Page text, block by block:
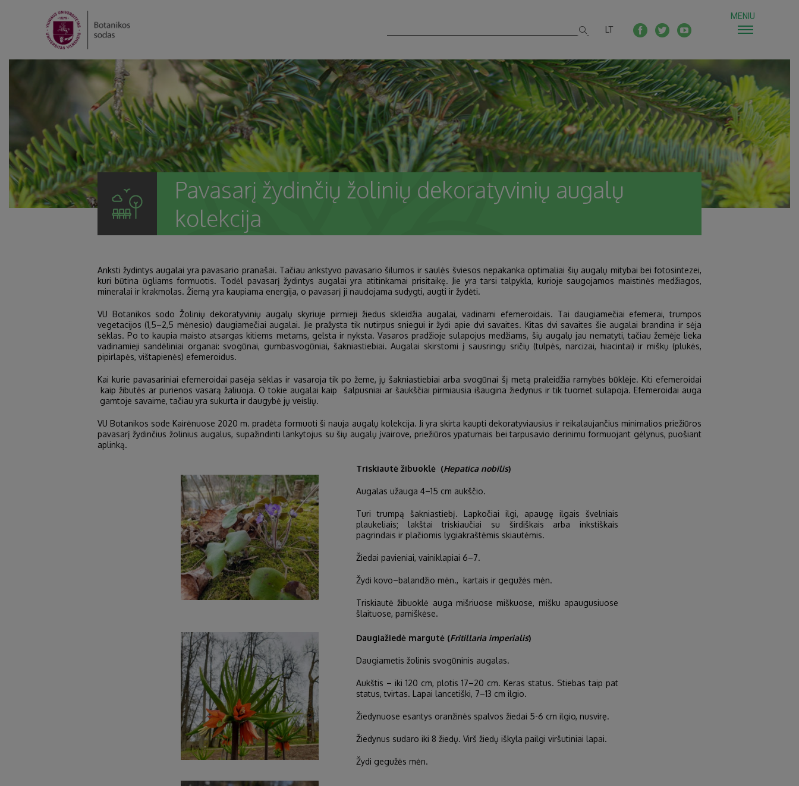
LT
MENIU
Pavasarį žydinčių žolinių dekoratyvinių augalų
kolekcija
Anksti žydintys augalai yra pavasario pranašai. Tačiau ankstyvo pavasario šilumos ir saulės šviesos nepakanka optimaliai šių augalų mitybai bei fotosintezei,
kuri būtina ūgliams formuotis. Todėl pavasarį žydintys augalai yra atitinkamai prisitaikę. Jie yra tarsi talpykla, kurioje saugojamos maistinės medžiagos,
mineralai ir krakmolas. Žiemą yra kaupiama energija, o pavasarį ji naudojama sudygti, augti ir žydėti.
VU Botanikos sodo Žolinių dekoratyvinių augalų skyriuje pirmieji žiedus skleidžia augalai, vadinami efemeroidais. Tai daugiamečiai efemerai, trumpos
vegetacijos (1,5–2,5 mėnesio) daugiamečiai augalai. Jie pražysta tik nutirpus sniegui ir žydi apie dvi savaites. Kitas dvi savaites šie augalai brandina ir sėja
sėklas. Po to kaupia maisto atsargas kitiems metams, gelsta ir nyksta. Vasaros pradžioje sulapojus medžiams, šių augalų jau nematyti, tačiau žemėje lieka
vadinamieji sandėliniai organai: svogūnai, gumbasvogūniai, šakniastiebiai. Augalai skirstomi į sausringų sričių (tulpės, narcizai, hiacintai) ir miškų (plukės,
pipirlapės, vištapienės) efemeroidus.
Kai kurie pavasariniai efemeroidai pasėja sėklas ir vasaroja tik po žeme, jų šakniastiebiai arba svogūnai šį metą praleidžia ramybės būklėje. Kiti efemeroidai
kaip žibutės ar purienos vasarą žaliuoja. O tokie augalai kaip šalpusniai ar šaukščiai pirmiausia išaugina žiedynus ir tik tuomet sulapoja. Efemeroidai auga
gamtoje savaime, tačiau yra sukurta ir daugybė jų veislių.
VU Botanikos sode Kairėnuose 2020 m. pradėta formuoti ši nauja augalų kolekcija. Ji yra skirta kaupti dekoratyviausius ir reikalaujančius minimalios priežiūros
pavasarį žydinčius žolinius augalus, supažindinti lankytojus su šių augalų įvairove, priežiūros ypatumais bei tarpusavio derinimu formuojant gėlynus, puošiant
aplinką.
Triskiautė žibuoklė (Hepatica nobilis)
Augalas užauga 4–15 cm aukščio.
Turi trumpą šakniastiebį. Lapkočiai ilgi, apaugę ilgais švelniais
plaukeliais; lakštai triskiaučiai su širdiškais arba inkstiškais
pagrindais ir plačiomis lygiakraštėmis skiautėmis.
Žiedai pavieniai, vainiklapiai 6–7.
Žydi kovo–balandžio mėn., kartais ir gegužės mėn.
Triskiautė žibuoklė auga mišriuose miškuose, mišku apaugusiuose
šlaituose, pamiškėse.
Daugiažiedė margutė (Fritillaria imperialis)
Daugiametis žolinis svogūninis augalas.
Aukštis – iki 120 cm, plotis 17–20 cm. Keras status. Stiebas taip pat
status, tvirtas. Lapai lancetiški, 7–13 cm ilgio.
Žiedynuose esantys oranžinės spalvos žiedai 5-6 cm ilgio, nusvirę.
Žiedynus sudaro iki 8 žiedų. Virš žiedų iškyla pailgi viršutiniai lapai.
Žydi gegužės mėn.